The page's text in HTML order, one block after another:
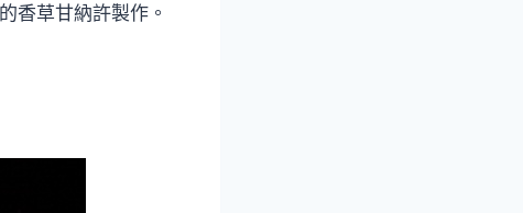
香草甘納許製作。